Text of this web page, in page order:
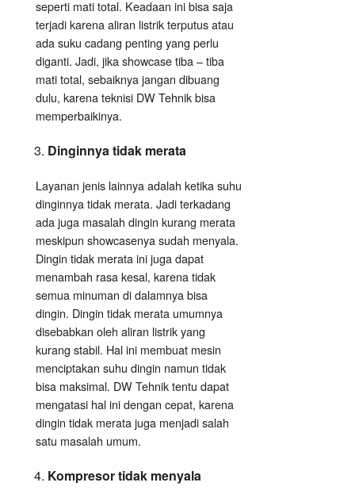
seperti mati total. Keadaan ini bisa saja
terjadi karena aliran listrik terputus atau
ada suku cadang penting yang perlu
diganti. Jadi, jika showcase tiba – tiba
mati total, sebaiknya jangan dibuang
dulu, karena teknisi DW Tehnik bisa
memperbaikinya.
Dinginnya tidak merata
Layanan jenis lainnya adalah ketika suhu
dinginnya tidak merata. Jadi terkadang
ada juga masalah dingin kurang merata
meskipun showcasenya sudah menyala.
Dingin tidak merata ini juga dapat
menambah rasa kesal, karena tidak
semua minuman di dalamnya bisa
dingin. Dingin tidak merata umumnya
disebabkan oleh aliran listrik yang
kurang stabil. Hal ini membuat mesin
menciptakan suhu dingin namun tidak
bisa maksimal. DW Tehnik tentu dapat
mengatasi hal ini dengan cepat, karena
dingin tidak merata juga menjadi salah
satu masalah umum.
Kompresor tidak menyala